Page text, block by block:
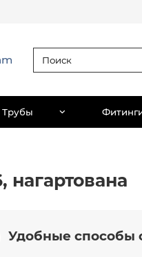
Трубы
нагартована
Удобные способы